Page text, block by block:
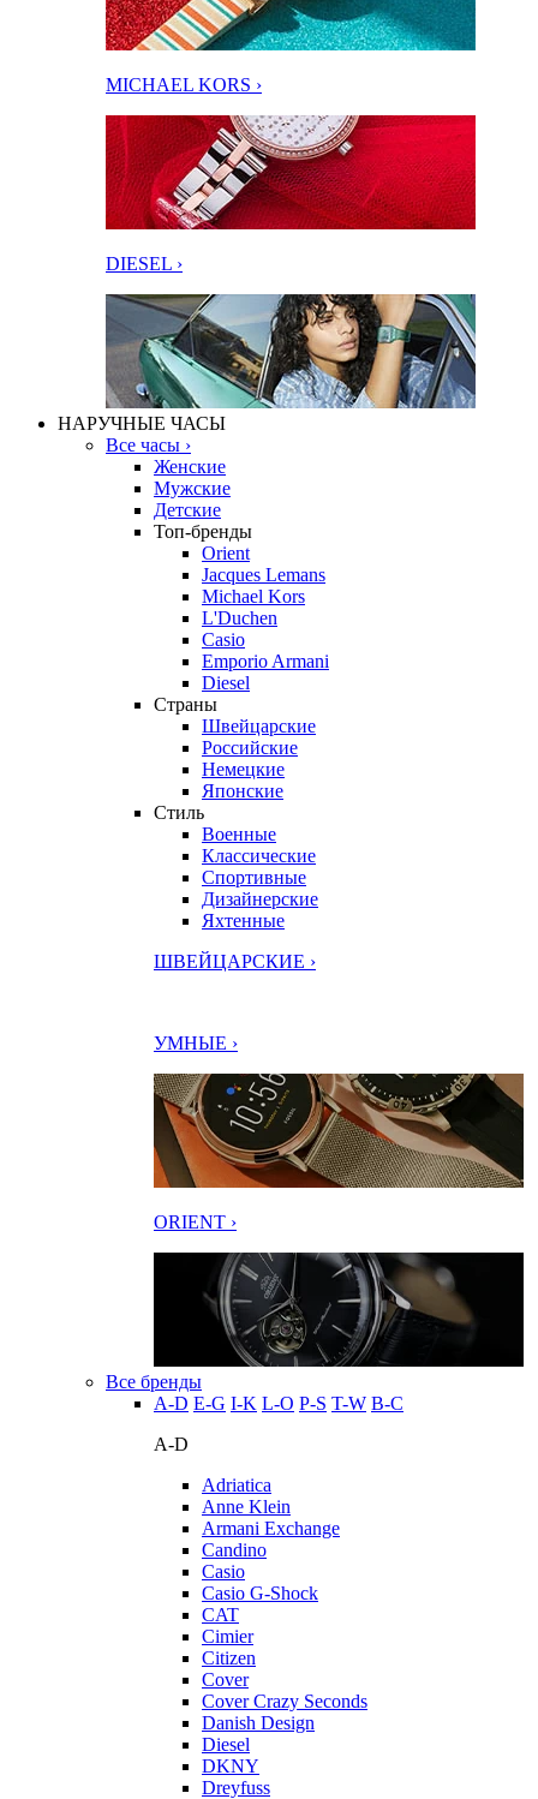
MICHAEL KORS ›
DIESEL ›
НАРУЧНЫЕ ЧАСЫ
Все часы ›
Женские
Мужские
Детские
Топ-бренды
Orient
Jacques Lemans
Michael Kors
L'Duchen
Casio
Emporio Armani
Diesel
Страны
Швейцарские
Российские
Немецкие
Японские
Стиль
Военные
Классические
Спортивные
Дизайнерские
Яхтенные
ШВЕЙЦАРСКИЕ ›
УМНЫЕ ›
ORIENT ›
Все бренды
A-D E-G I-K L-O P-S T-W В-С
A-D
Adriatica
Anne Klein
Armani Exchange
Candino
Casio
Casio G-Shock
CAT
Cimier
Citizen
Cover
Cover Crazy Seconds
Danish Design
Diesel
DKNY
Dreyfuss